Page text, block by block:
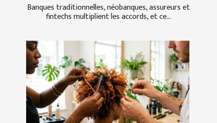
Banques traditionnelles, néobanques, assureurs et
fintechs multiplient les accords, et ce...